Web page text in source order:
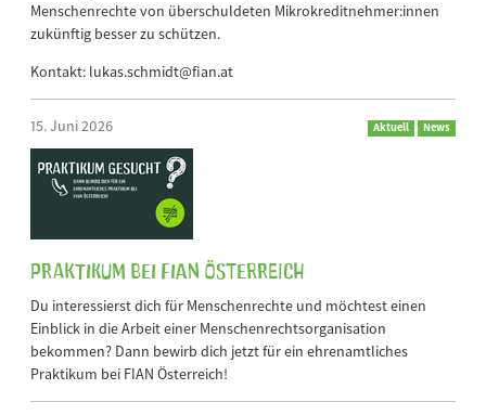
Menschenrechte von überschuldeten Mikrokreditnehmer:innen
zukünftig besser zu schützen.
Kontakt: lukas.schmidt@fian.at
15. Juni 2026 Aktuell News
Praktikum bei FIAN Österreich
Du interessierst dich für Menschenrechte und möchtest einen
Einblick in die Arbeit einer Menschenrechtsorganisation
bekommen? Dann bewirb dich jetzt für ein ehrenamtliches
Praktikum bei FIAN Österreich!